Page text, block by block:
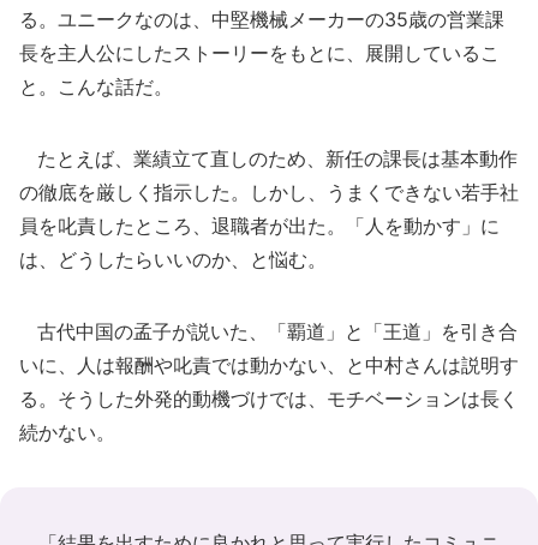
る。ユニークなのは、中堅機械メーカーの35歳の営業課
長を主人公にしたストーリーをもとに、展開しているこ
と。こんな話だ。
たとえば、業績立て直しのため、新任の課長は基本動作
の徹底を厳しく指示した。しかし、うまくできない若手社
員を叱責したところ、退職者が出た。「人を動かす」に
は、どうしたらいいのか、と悩む。
古代中国の孟子が説いた、「覇道」と「王道」を引き合
いに、人は報酬や叱責では動かない、と中村さんは説明す
る。そうした外発的動機づけでは、モチベーションは長く
続かない。